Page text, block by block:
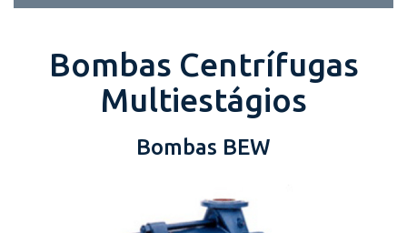
Bombas Centrífugas
Multiestágios
Bombas BEW